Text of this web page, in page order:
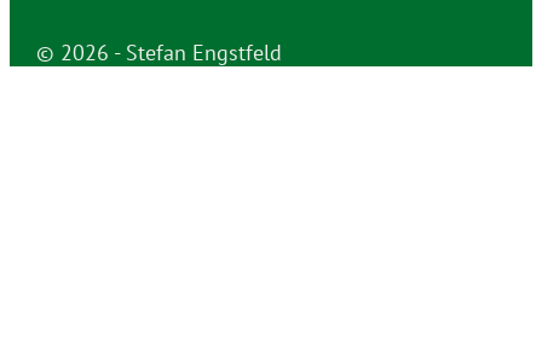
© 2026 - Stefan Engstfeld